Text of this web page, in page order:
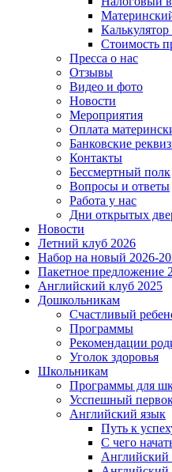
Стоимость
Пресса о нас
Отзывы
Видео и фото
Новости
Мероприятия
Оплата
Банковские
Контакты
Бессмертный полк
Вопросы и ответы
Работа у нас
Дни открытых
Новости
Летний клуб 2026
Набор на новый 2026-
Пакетное предложение
Английский клуб 2025
Дошкольникам
Счастливый
Программы
Рекомендации
Уголок здоровья
Школьникам
Программы для
Усспешный
Английский язык
Путь к
С чего
Английский